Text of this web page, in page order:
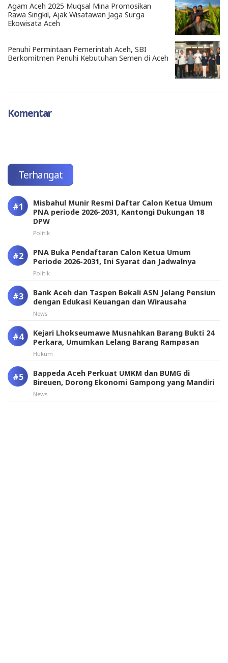
Agam Aceh 2025 Muqsal Mina Promosikan
Rawa Singkil, Ajak Wisatawan Jaga Surga
Ekowisata Aceh
Penuhi Permintaan Pemerintah Aceh, SBI
Berkomitmen Penuhi Kebutuhan Semen di Aceh
Komentar
Terhangat
Misbahul Munir Resmi Daftar Calon Ketua Umum
PNA periode 2026-2031, Kantongi Dukungan 18
DPW
Politik
PNA Buka Pendaftaran Calon Ketua Umum
Periode 2026-2031, Ini Syarat dan Jadwalnya
Politik
Bank Aceh dan Taspen Bekali ASN Jelang Pensiun
dengan Edukasi Keuangan dan Wirausaha
News
Kejari Lhokseumawe Musnahkan Barang Bukti 24
Perkara, Umumkan Lelang Barang Rampasan
Hukum
Bappeda Aceh Perkuat UMKM dan BUMG di
Bireuen, Dorong Ekonomi Gampong yang Mandiri
News